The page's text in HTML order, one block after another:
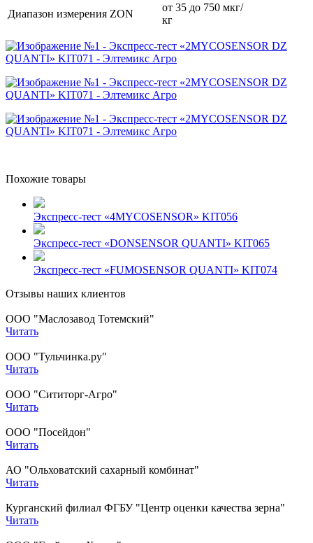
Диапазон измерения ZON
от 35 до 750 мкг/
кг
Похожие товары
Экспресс-тест «4MYCOSENSOR» KIT056
Экспресс-тест «DONSENSOR QUANTI» KIT065
Экспресс-тест «FUMOSENSOR QUANTI» KIT074
Отзывы наших клиентов
ООО "Маслозавод Тотемский"
Читать
ООО "Тульчинка.ру"
Читать
ООО "Сититорг-Агро"
Читать
ООО "Посейдон"
Читать
АО "Ольховатский сахарный комбинат"
Читать
Курганский филиал ФГБУ "Центр оценки качества зерна"
Читать